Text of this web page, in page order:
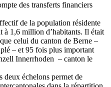
des transferts financiers
de la population résidente
à 1,6 million d’habitants. Il était
celui du canton de Berne –
– et 95 fois plus important
Innerrhoden – canton le
deux échelons permet de